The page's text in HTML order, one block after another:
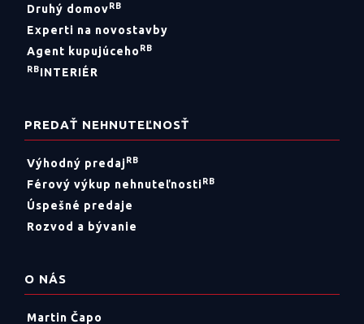
Druhý domovRB
Experti na novostavby
Agent kupujúceho RB
RBINTERIÉR
PREDAŤ NEHNUTEĽNOSŤ
Výhodný predajRB
Férový výkup nehnuteľnostiRB
Úspešné predaje
Rozvod a bývanie
O NÁS
Martin Čapo